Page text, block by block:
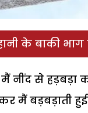
के बाकी
नींद से हड़बड़ा
मैं बड़बड़ाती